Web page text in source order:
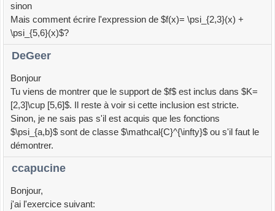
sinon
Mais comment écrire l'expression de $f(x)= \psi_{2,3}(x) +
\psi_{5,6}(x)$?
DeGeer
Bonjour
Tu viens de montrer que le support de $f$ est inclus dans $K=
[2,3]\cup [5,6]$. Il reste à voir si cette inclusion est stricte.
Sinon, je ne sais pas s'il est acquis que les fonctions
$\psi_{a,b}$ sont de classe $\mathcal{C}^{\infty}$ ou s'il faut le
démontrer.
ccapucine
Bonjour,
j'ai l'exercice suivant: